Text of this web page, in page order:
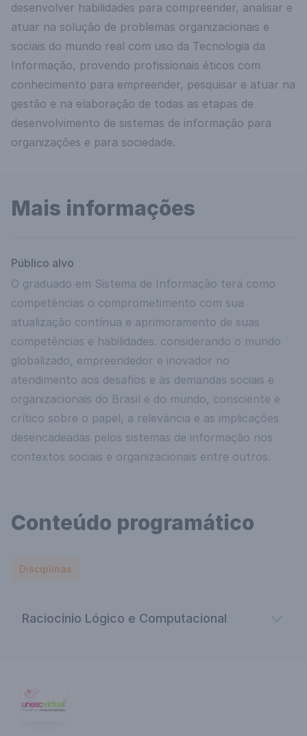
desenvolver habilidades para compreender, analisar e
atuar na solução de problemas organizacionais e
sociais do mundo real com uso da Tecnologia da
Informação, provendo profissionais éticos com
conhecimento para empreender, pesquisar e atuar na
gestão e na elaboração de todas as etapas de
desenvolvimento de sistemas de informação para
organizações e para sociedade.
Mais informações
Público alvo
O graduado em Sistema de Informação terá como
competências o comprometimento com sua
atualização contínua e aprimoramento de suas
competências e habilidades. considerando o mundo
globalizado, empreendedor e inovador no
atendimento aos desafios e às demandas sociais e
organizacionais do Brasil e do mundo, consciente e
crítico sobre o papel, a relevância e as implicações
desencadeadas pelos sistemas de informação nos
contextos sociais e organizacionais entre outros.
Conteúdo programático
Disciplinas
Raciocínio Lógico e Computacional